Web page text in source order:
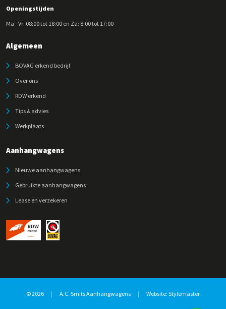
Openingstijden
Ma - Vr: 08:00 tot 18:00 en Za: 8:00 tot 17:00
Algemeen
BOVAG erkend bedrijf
Over ons
RDW erkend
Tips & advies
Werkplaats
Aanhangwagens
Nieuwe aanhangwagens
Gebruikte aanhangwagens
Lease en verzekeren
© 2026 | A.C. Smits Aanhangwagens | Website: Stylemaster